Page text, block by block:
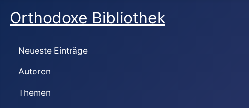
Orthodoxe Bibliothek
Neueste Einträge
Autoren
Themen